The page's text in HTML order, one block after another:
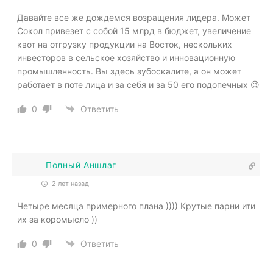
Давайте все же дождемся возращения лидера. Может
Сокол привезет с собой 15 млрд в бюджет, увеличение
квот на отгрузку продукции на Восток, нескольких
инвесторов в сельское хозяйство и инновационную
промышленность. Вы здесь зубоскалите, а он может
работает в поте лица и за себя и за 50 его подопечных 😉
0 Ответить
Полный Аншлаг
2 лет назад
Четыре месяца примерного плана )))) Крутые парни ити
их за коромысло ))
0 Ответить